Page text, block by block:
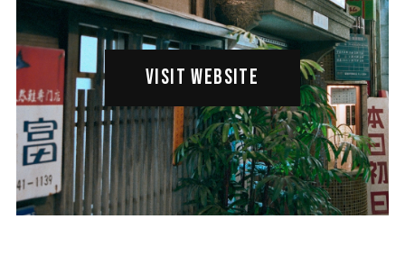
VISIT WEBSITE